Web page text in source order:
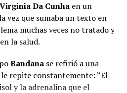
Virginia Da Cunhaen un
vez que sumaba un texto en
muchas veces no tratado y
la salud.
Bandanase refirió a una
repite constantemente: “El
y la adrenalina que el